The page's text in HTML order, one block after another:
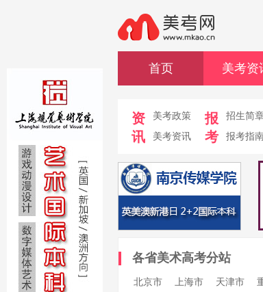
首页 美考资
资
讯
美考政策
美考资讯
报
考
招生简
报考指
各省美术高考分站
北京市 上海市 天津市